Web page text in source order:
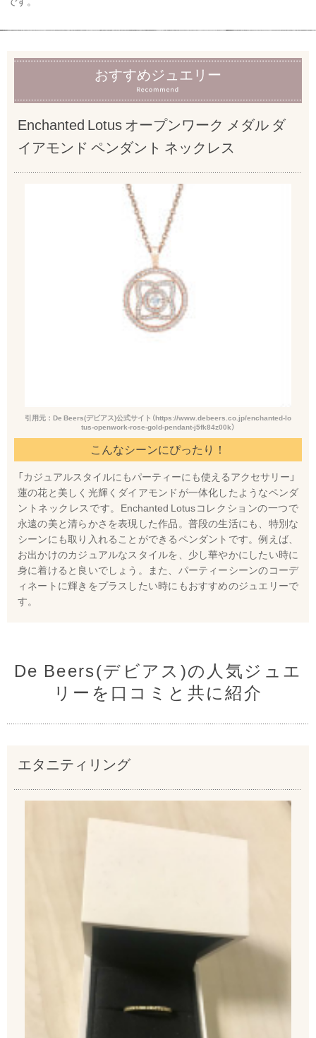
おすすめジュエリー
Enchanted Lotus オープンワーク メダル ダ
イアモンド ペンダント ネックレス
引用元：De Beers(デビアス)公式サイト（https://www.debeers.co.jp/enchanted-lo
tus-openwork-rose-gold-pendant-j5fk84z00k）
こんなシーンにぴったり！
「カジュアルスタイルにもパーティーにも使えるアクセサリー」
蓮の花と美しく光輝くダイアモンドが一体化したようなペンダ
ントネックレスです。Enchanted Lotusコレクションの一つで
永遠の美と清らかさを表現した作品。普段の生活にも、特別な
シーンにも取り入れることができるペンダントです。例えば、
お出かけのカジュアルなスタイルを、少し華やかにしたい時に
身に着けると良いでしょう。また、パーティーシーンのコーデ
ィネートに輝きをプラスしたい時にもおすすめのジュエリーで
す。
De Beers(デビアス)の人気ジュエ
リーを口コミと共に紹介
エタニティリング